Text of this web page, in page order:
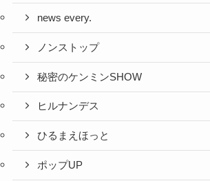
news every.
ノンストップ
秘密のケンミンSHOW
ヒルナンデス
ひるまえほっと
ポップUP